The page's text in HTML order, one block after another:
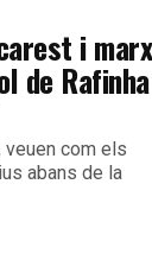
i
de Rafinha
veuen com els
abans de la